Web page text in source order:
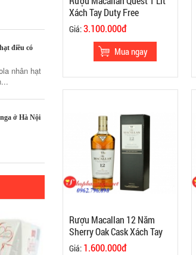
điều có
nhân hạt
ở Hà Nội
Xách Tay Duty Free
Giá:3.100.000đ
Rượu Macallan 12 Năm
Sherry Oak Cask Xách Tay
Giá: 1.600.000đ